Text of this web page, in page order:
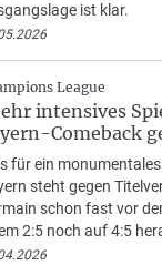
ist klar.
League
intensives
Comeback
für ein
steht gegen
schon fast vor
2:5 noch auf 4:5